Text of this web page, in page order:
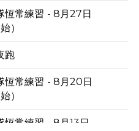
恆常練習 - 8月27日
）
跑
恆常練習 - 8月20日
）
恆常練習 - 8月13日